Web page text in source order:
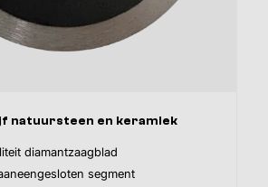
natuursteen en keramiek
diamantzaagblad
segment